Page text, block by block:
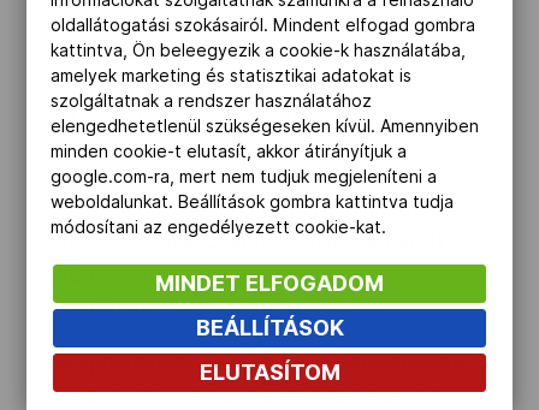
Borovitz Tamás a pályafutása során már
számos díjat kiérdemelt, ezúttal Orbán
Viktor miniszterelnök levele mellett
Martinek János MOA-alelnök
díszoklevelét is átvehette.
Borovitz Tamás a 95 évével a legidősebb
körvezetőnek számít az olimpiai baráti
körök immár több mint harminc éves
történetében.
A sportember 1929. április 9-én született
Budapesten. Korábban labdarúgó volt,
oldallátogatási szokásairól. Mindent elfogad gombra
kattintva, Ön beleegyezik a cookie-k használatába,
amelyek marketing és statisztikai adatokat is
szolgáltatnak a rendszer használatához
elengedhetetlenül szükségeseken kívül. Amennyiben
minden cookie-t elutasít, akkor átirányítjuk a
google.com-ra, mert nem tudjuk megjeleníteni a
weboldalunkat. Beállítások gombra kattintva tudja
módosítani az engedélyezett cookie-kat.
MINDET ELFOGADOM
BEÁLLÍTÁSOK
ELUTASÍTOM